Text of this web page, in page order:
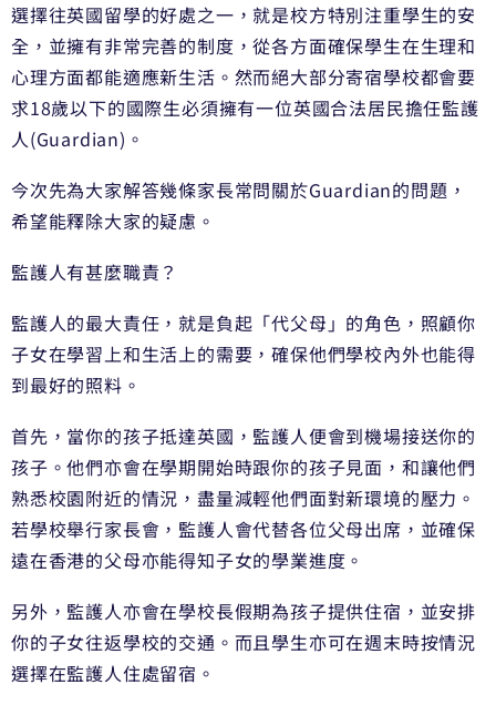
選擇往英國留學的好處之一，就是校方特別注重學生的安
全，並擁有非常完善的制度，從各方面確保學生在生理和
心理方面都能適應新生活。然而絕大部分寄宿學校都會要
求18歲以下的國際生必須擁有一位英國合法居民擔任監護
人(Guardian)。
今次先為大家解答幾條家長常問關於Guardian的問題，
希望能釋除大家的疑慮。
監護人有甚麼職責？
監護人的最大責任，就是負起「代父母」的角色，照顧你
子女在學習上和生活上的需要，確保他們學校內外也能得
到最好的照料。
首先，當你的孩子抵達英國，監護人便會到機場接送你的
孩子。他們亦會在學期開始時跟你的孩子見面，和讓他們
熟悉校園附近的情況，盡量減輕他們面對新環境的壓力。
若學校舉行家長會，監護人會代替各位父母出席，並確保
遠在香港的父母亦能得知子女的學業進度。
另外，監護人亦會在學校長假期為孩子提供住宿，並安排
你的子女往返學校的交通。而且學生亦可在週末時按情況
選擇在監護人住處留宿。